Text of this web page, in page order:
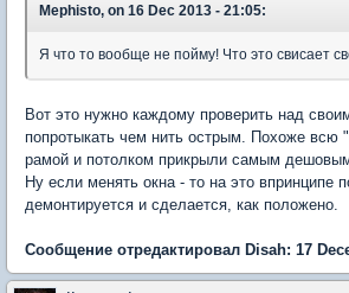
Mephisto, on 16 Dec 2013 - 21:05:
Я что то вообще не пойму! Что это свисает
Вот это нужно каждому проверить над
попротыкать чем нить острым. Похоже
рамой и потолком прикрыли самым
Ну если менять окна - то на это впринципе
демонтируется и сделается, как положено.
Сообщение отредактировал Disah: 17